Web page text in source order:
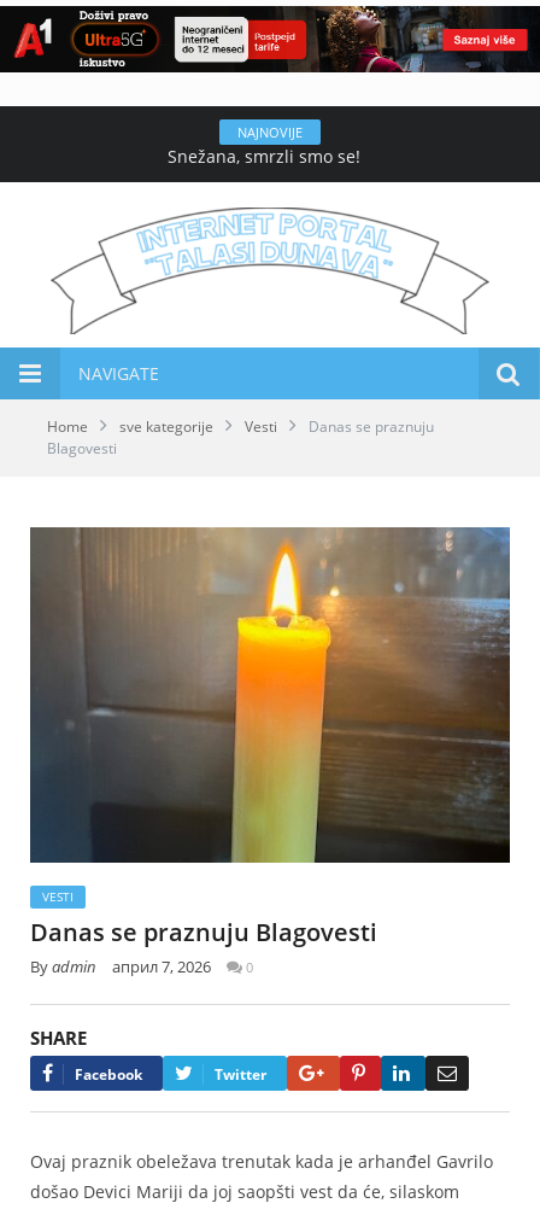
NAJNOVIJE
Snežana, smrzli smo se!
NAVIGATE
Home sve kategorije Vesti
Danas se praznuju
Blagovesti
VESTI
Danas se praznuju Blagovesti
Byadmin април 7, 2026 0
SHARE
Facebook Twitter Google+PinterestLinkedIn
Ovaj praznik obeležava trenutak kada je arhanđel Gavrilo
došao Devici Mariji da joj saopšti vest da će, silaskom